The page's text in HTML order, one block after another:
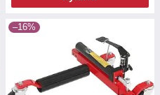
–16%